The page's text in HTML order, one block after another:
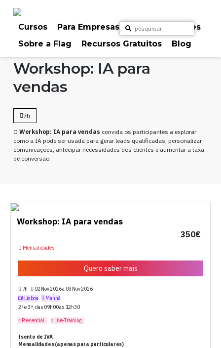
Cursos Para Empresas
Para Particulares
Sobre a Flag
Recursos Gratuitos Blog
Home Cursos Inteligência Artificial
Workshop: IA para
vendas
7h
O Workshop: IA para vendas convida os participantes a explorar
como a IA pode ser usada para gerar leads qualificadas, personalizar
comunicações, antecipar necessidades dos clientes e aumentar a taxa
de conversão.
Workshop: IA para vendas
350€
Mensalidades
Quero saber mais
7h
02 Nov 2026 a 03 Nov 2026
Lisboa
Manhã
2ª e 3ª, das 09h00 às 12h30
Presencial Live-Training
Isento de IVA
Mensalidades (apenas para particulares)